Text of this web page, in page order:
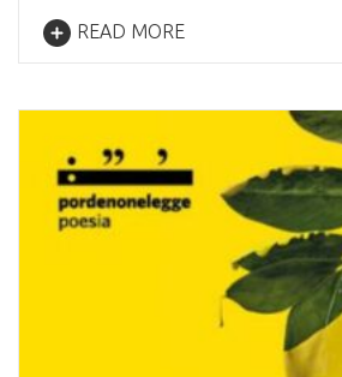
READ MORE